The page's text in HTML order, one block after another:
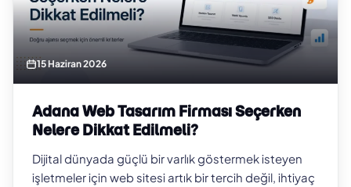
15 Haziran 2026
Adana Web Tasarım Firması Seçerken
Nelere Dikkat Edilmeli?
Dijital dünyada güçlü bir varlık göstermek isteyen
işletmeler için web sitesi artık bir tercih değil, ihtiyaç